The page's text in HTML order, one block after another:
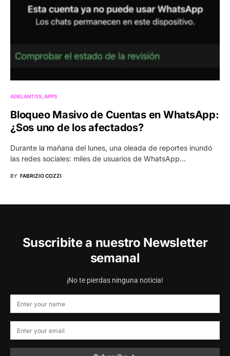
ADELANTOS APPS
Bloqueo Masivo de Cuentas en WhatsApp:
¿Sos uno de los afectados?
Durante la mañana del lunes, una oleada de reportes inundó
las redes sociales: miles de usuarios de WhatsApp…
BY FABRIZIO COZZI
Suscribite a nuestro Newsletter
semanal
¡No te pierdas ninguna noticia!